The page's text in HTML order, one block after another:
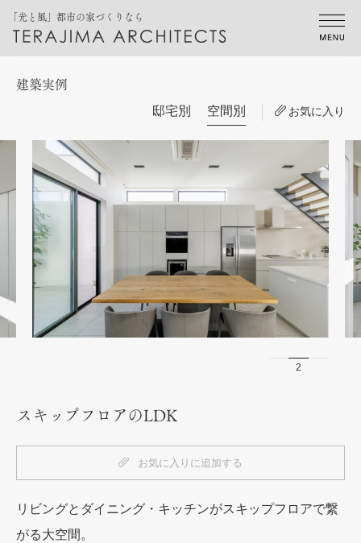
「光と風」都市の家づくりなら
建築実例
邸宅別 空間別 お気に入り
2
スキップフロアのLDK
お気に入りに追加する
リビングとダイニング・キッチンがスキップフロアで繋
がる大空間。